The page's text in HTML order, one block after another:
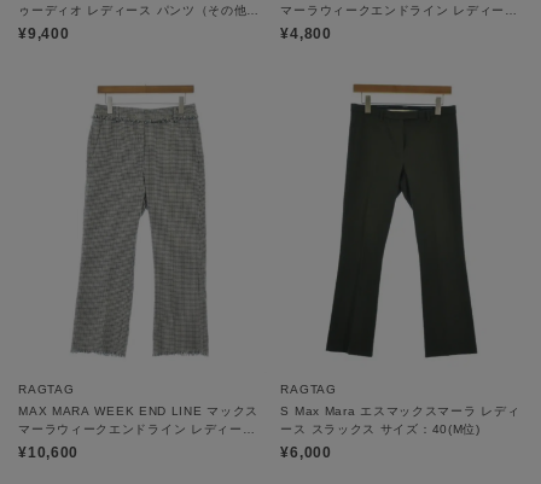
ゥーディオ レディース パンツ（その他）
サイズ：42(M位)
¥9,400
マーラウィークエンドライン レディース
パンツ（その他） サイズ：-(M位)
¥4,800
RAGTAG
MAX MARA WEEK END LINE マックス
マーラウィークエンドライン レディース
パンツ（その他） サイズ：42(M位)
¥10,600
RAGTAG
S Max Mara エスマックスマーラ レディ
ース スラックス サイズ：40(M位)
¥6,000